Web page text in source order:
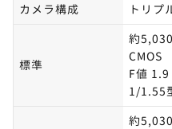
カメラ構成
トリプ
標準
約
CMOS
F値 1.9
1/1.55
約